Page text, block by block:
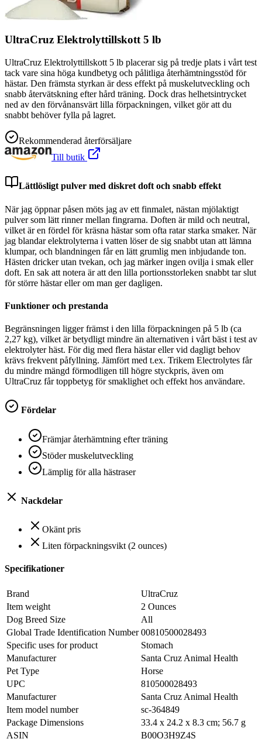
UltraCruz Elektrolyttillskott 5 lb
UltraCruz Elektrolyttillskott 5 lb placerar sig på tredje plats i vårt test
tack vare sina höga kundbetyg och pålitliga återhämtningsstöd för
hästar. Den främsta styrkan är dess effekt på muskelutveckling och
snabb återvätskning efter hård träning. Dock dras helhetsintrycket
ned av den förvånansvärt lilla förpackningen, vilket gör att du
snabbt behöver fylla på lagret.
Rekommenderad återförsäljare
Till butik
Lättlösligt pulver med diskret doft och snabb effekt
När jag öppnar påsen möts jag av ett finmalet, nästan mjölaktigt
pulver som lätt rinner mellan fingrarna. Doften är mild och neutral,
vilket är en fördel för kräsna hästar som ofta ratar starka smaker. När
jag blandar elektrolyterna i vatten löser de sig snabbt utan att lämna
klumpar, och blandningen får en lätt grumlig men inbjudande ton.
Hästen dricker utan tvekan, och jag märker ingen ovilja i smak eller
doft. En sak att notera är att den lilla portionsstorleken snabbt tar slut
för större hästar eller om man ger dagligen.
Funktioner och prestanda
Begränsningen ligger främst i den lilla förpackningen på 5 lb (ca
2,27 kg), vilket är betydligt mindre än alternativen i vårt bäst i test av
elektrolyter häst. För dig med flera hästar eller vid dagligt behov
krävs frekvent påfyllning. Jämfört med t.ex. Trikem Electrolytes får
du mindre mängd förmodligen till högre styckpris, även om
UltraCruz får toppbetyg för smaklighet och effekt hos användare.
Fördelar
Främjar återhämtning efter träning
Stöder muskelutveckling
Lämplig för alla hästraser
Nackdelar
Okänt pris
Liten förpackningsvikt (2 ounces)
Specifikationer
Brand
UltraCruz
Item weight
2 Ounces
Dog Breed Size
All
Global Trade Identification Number 00810500028493
Specific uses for product
Stomach
Manufacturer
Santa Cruz Animal Health
Pet Type
Horse
UPC
810500028493
Manufacturer
‎Santa Cruz Animal Health
Item model number
‎sc-364849
Package Dimensions
‎33.4 x 24.2 x 8.3 cm; 56.7 g
ASIN
‎B00O3H9Z4S